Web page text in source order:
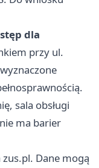
dla
przy ul.
sala obsługi
ma barier
zus.pl. Dane mogą